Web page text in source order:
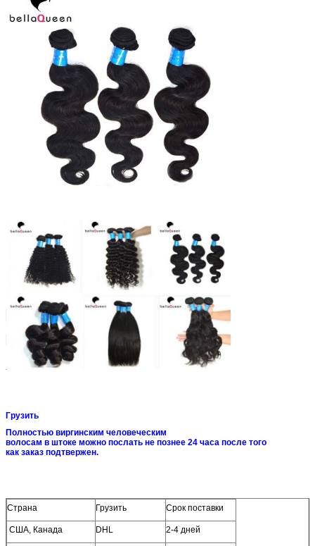
Грузить
Полностью виргинским человеческим
волосам в штоке можно послать не познее 24 часа после того
как заказ подтвержен.
Страна Грузить Срок поставки
США, Канада DHL 2-4 дней